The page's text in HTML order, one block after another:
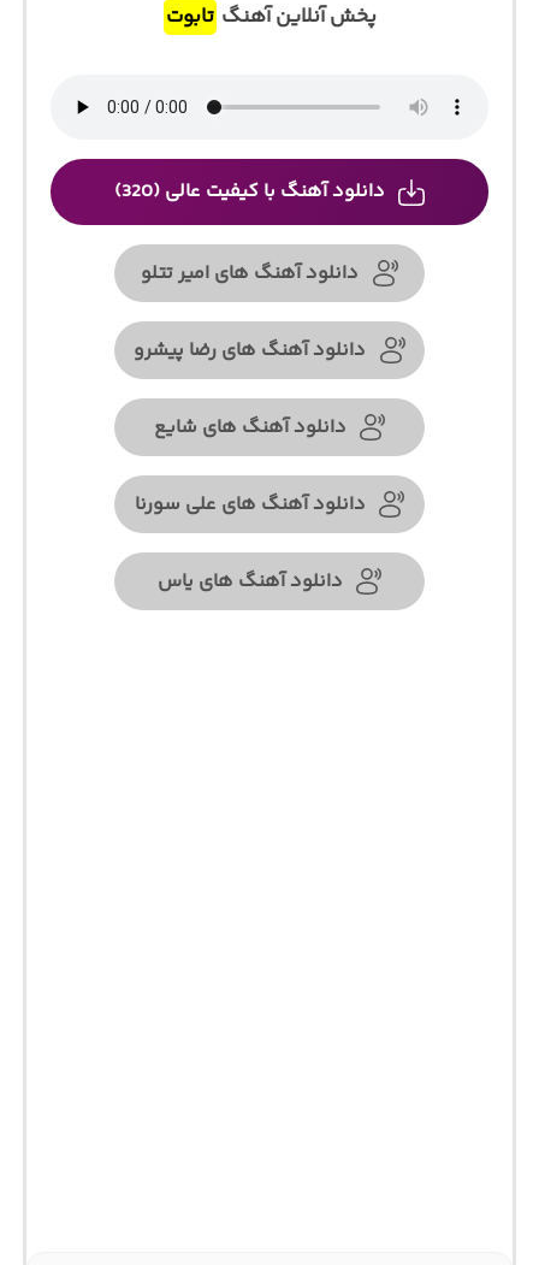
پخش آنلاین آهنگ تابوت
دانلود آهنگ با کیفیت عالی (320)
دانلود آهنگ های امیر تتلو
دانلود آهنگ های رضا پیشرو
دانلود آهنگ های شایع
دانلود آهنگ های علی سورنا
دانلود آهنگ های یاس